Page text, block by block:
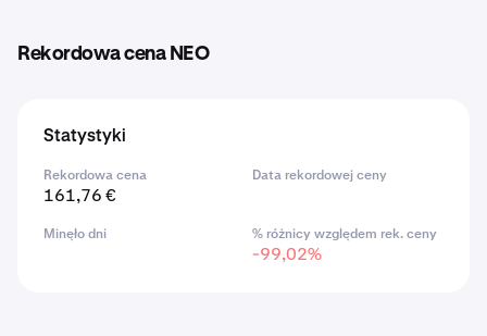
Rekordowa cena NEO
Statystyki
Rekordowa cena
161,76 €
Data rekordowej ceny
Minęło dni % różnicy względem rek. ceny
-99,02%